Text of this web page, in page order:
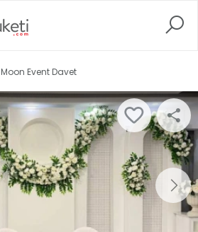
Moon Event Davet